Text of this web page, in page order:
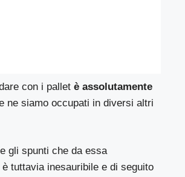
con i palletè assolutamente
ne siamo occupati in diversi altri
gli spunti che da essa
tuttavia inesauribile e di seguito